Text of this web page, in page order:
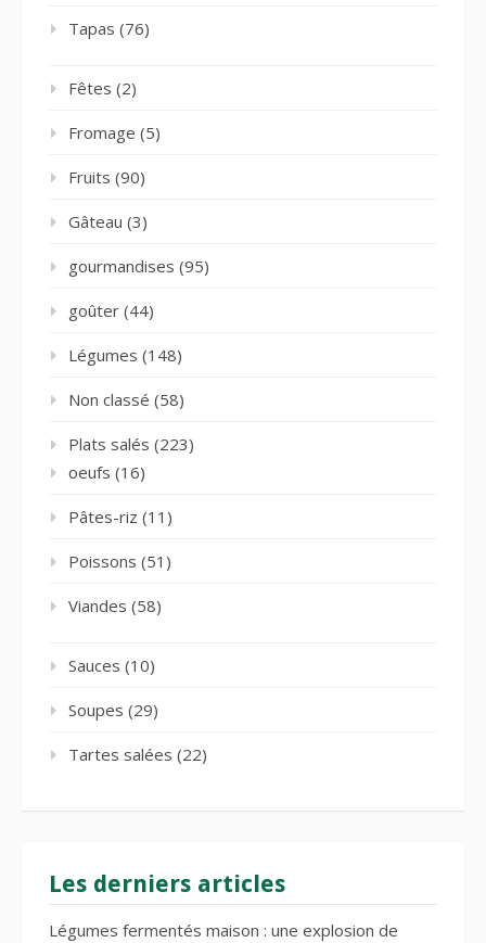
Tapas (76)
Fêtes (2)
Fromage (5)
Fruits (90)
Gâteau (3)
gourmandises (95)
goûter (44)
Légumes (148)
Non classé (58)
Plats salés (223)
oeufs (16)
Pâtes-riz (11)
Poissons (51)
Viandes (58)
Sauces (10)
Soupes (29)
Tartes salées (22)
Les derniers articles
Légumes fermentés maison : une explosion de